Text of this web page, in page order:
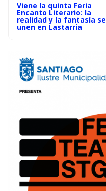
Viene la quinta Feria
Encanto Literario: la
realidad y la fantasía se
unen en Lastarria